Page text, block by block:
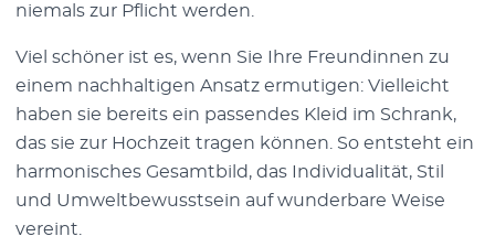
niemals zur Pflicht werden.
Viel schöner ist es, wenn Sie Ihre Freundinnen zu
einem nachhaltigen Ansatz ermutigen: Vielleicht
haben sie bereits ein passendes Kleid im Schrank,
das sie zur Hochzeit tragen können. So entsteht ein
harmonisches Gesamtbild, das Individualität, Stil
und Umweltbewusstsein auf wunderbare Weise
vereint.